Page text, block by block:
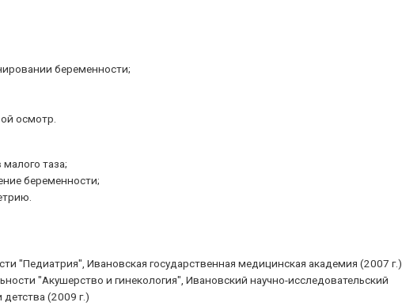
беременности;
осмотр.
таза;
беременности;
"Педиатрия", Ивановская государственная медицинская академия (2007 г.)
"Акушерство и гинекология", Ивановский научно-исследовательский
(2009 г.)